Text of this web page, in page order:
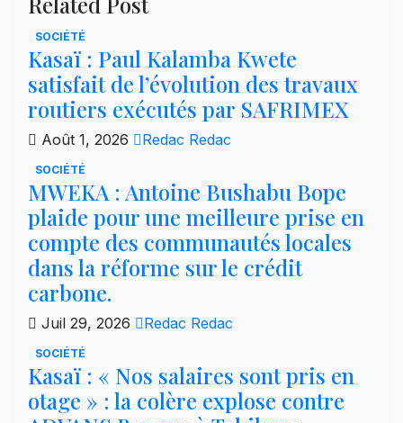
SOCIÉTÉ
Kasaï : Paul Kalamba Kwete
satisfait de l’évolution des travaux
routiers exécutés par SAFRIMEX
Août 1, 2026 Redac Redac
SOCIÉTÉ
MWEKA : Antoine Bushabu Bope
plaide pour une meilleure prise en
compte des communautés locales
dans la réforme sur le crédit
carbone.
Juil 29, 2026 Redac Redac
SOCIÉTÉ
Kasaï : « Nos salaires sont pris en
otage » : la colère explose contre